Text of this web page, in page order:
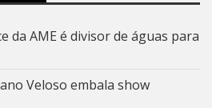
da AME é divisor de águas para
Veloso embala show